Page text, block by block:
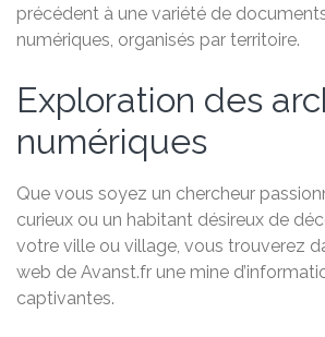
précédent à une variété de
numériques, organisés par territoire.
Exploration des
numériques
Que vous soyez un chercheur
curieux ou un habitant désireux de
votre ville ou village, vous trouverez
web de Avanst.fr une mine
captivantes.